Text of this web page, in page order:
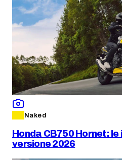
Naked
Honda CB750 Hornet:
versione 2026